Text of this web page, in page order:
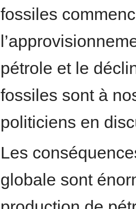
fossiles
pétrole et le
fossiles sont à
politiciens en
Les
globale sont